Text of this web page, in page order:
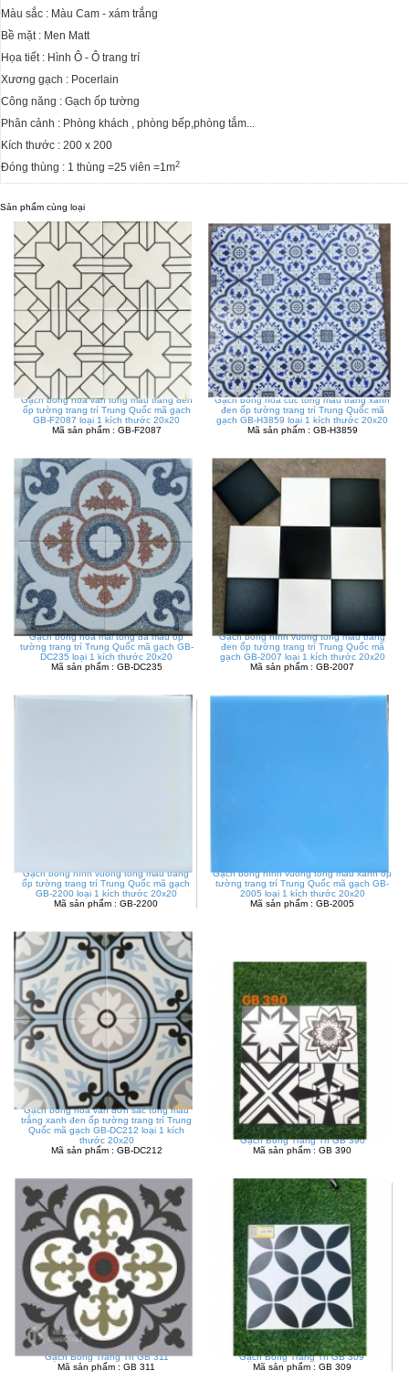
Màu sắc : Màu Cam - xám trắng
Bề mặt : Men Matt
Họa tiết : Hình Ô - Ô trang trí
Xương gạch : Pocerlain
Công năng : Gạch ốp tường
Phân cảnh : Phòng khách , phòng bếp,phòng tắm...
Kích thước : 200 x 200
Đóng thùng : 1 thùng =25 viên =1m2
Sản phẩm cùng loại
Gạch bông hoa văn tông màu trắng đen
ốp tường trang trí Trung Quốc mã gạch
GB-F2087 loại 1 kích thước 20x20
Mã sản phẩm : GB-F2087
Gạch bông hoa cúc tông màu trắng xanh
đen ốp tường trang trí Trung Quốc mã
gạch GB-H3859 loại 1 kích thước 20x20
Mã sản phẩm : GB-H3859
Gạch bông hoa mai tông đa màu ốp
tường trang trí Trung Quốc mã gạch GB-
DC235 loại 1 kích thước 20x20
Mã sản phẩm : GB-DC235
Gạch bông hình vuông tông màu trắng
đen ốp tường trang trí Trung Quốc mã
gạch GB-2007 loại 1 kích thước 20x20
Mã sản phẩm : GB-2007
Gạch bông hình vuông tông màu trắng
ốp tường trang trí Trung Quốc mã gạch
GB-2200 loại 1 kích thước 20x20
Mã sản phẩm : GB-2200
Gạch bông hình vuông tông màu xanh ốp
tường trang trí Trung Quốc mã gạch GB-
2005 loại 1 kích thước 20x20
Mã sản phẩm : GB-2005
Gạch bông hoa văn đơn sắc tông màu
trắng xanh đen ốp tường trang trí Trung
Quốc mã gạch GB-DC212 loại 1 kích
thước 20x20
Mã sản phẩm : GB-DC212
Gạch Bông Trang Trí GB 390
Mã sản phẩm : GB 390
Gạch Bông Trang Trí GB 311
Mã sản phẩm : GB 311
Gạch Bông Trang Trí GB 309
Mã sản phẩm : GB 309